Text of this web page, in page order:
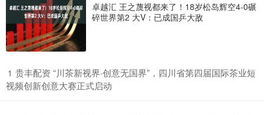
卓越汇 王之蔑视都来了！18岁松岛辉空4-0碾
碎世界第2 大V：已成国乒大敌
1 ​贵丰配资 “川茶新视界·创意无国界”，四川省第四届国际茶业短
视频创新创意大赛正式启动